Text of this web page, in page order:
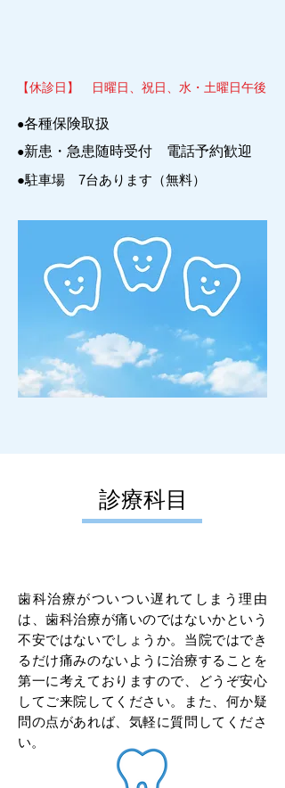
【休診日】 日曜日、祝日、水・土曜日午後
●各種保険取扱
●新患・急患随時受付 電話予約歓迎
●駐車場 7台あります（無料）
​診療科目
歯科治療がついつい遅れてしまう理由
は、歯科治療が痛いのではないかという
不安ではないでしょうか。当院ではでき
るだけ痛みのないように治療することを
第一に考えておりますので、どうぞ安心
してご来院してください。また、何か疑
問の点があれば、気軽に質問してくださ
い。